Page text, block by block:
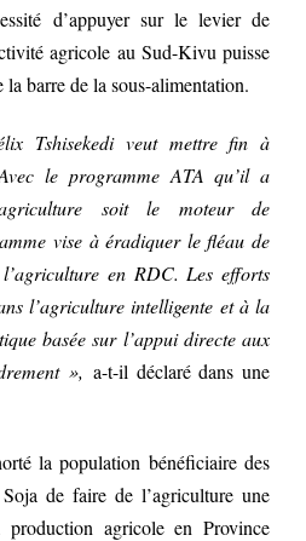
d’appuyer sur le levier de
agricole au Sud-Kivu puisse
barre de la sous-alimentation.
Tshisekedi veut mettre fin à
le programme ATA qu’il a
soit le moteur de
vise à éradiquer le fléau de
en RDC. Les efforts
l’agriculture intelligente et à la
basée sur l’appui directe aux
», a-t-il déclaré dans une
la population bénéficiaire des
de faire de l’agriculture une
agricole en Province